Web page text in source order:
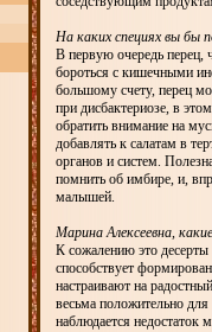
На каких специях вы бы
В первую очередь перец,
бороться с кишечными
большому счету, перец
при дисбактериозе, в
обратить внимание на
добавлять к салатам в
органов и систем.
помнить об имбире, и,
малышей.
Марина Алексеевна,
К сожалению это
способствует
настраивают на
весьма положительно
наблюдается недостаток